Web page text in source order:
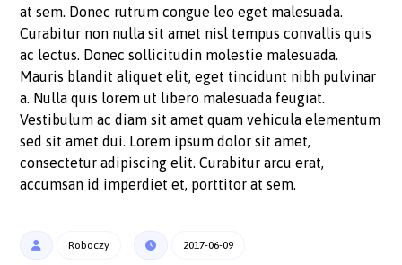
at sem. Donec rutrum congue leo eget malesuada.
Curabitur non nulla sit amet nisl tempus convallis quis
ac lectus. Donec sollicitudin molestie malesuada.
Mauris blandit aliquet elit, eget tincidunt nibh pulvinar
a. Nulla quis lorem ut libero malesuada feugiat.
Vestibulum ac diam sit amet quam vehicula elementum
sed sit amet dui. Lorem ipsum dolor sit amet,
consectetur adipiscing elit. Curabitur arcu erat,
accumsan id imperdiet et, porttitor at sem.
Roboczy 2017-06-09